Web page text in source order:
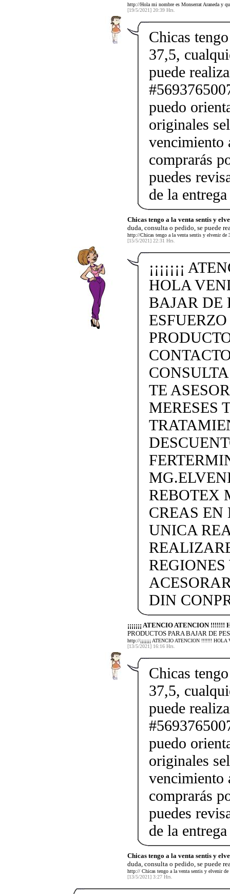
http://Hola mi nombre es Monserrat Araneda y
[19/5/2021] 20:39 Hrs.
Chicas
37,5,
puede
puedo
originales
vencimiento
comprarás
puedes
de la entrega
Chicas tengo a la venta sentis y
duda, consulta o pedido, se puede
http://Chicas tengo a la venta sentis y elvenir de
[15/5/2021] 22:31 Hrs.
¡¡¡¡¡¡¡
HOLA
BAJAR DE
TE
MERESES
REBOTEX
CREAS EN
UNICA
REGIONES
DIN
¡¡¡¡¡¡¡ ATENCIO ATENCION
PRODUCTOS PARA BAJAR DE
http://¡¡¡¡¡¡¡ ATENCIO ATENCION !!!!!!!
[13/5/2021] 16:16 Hrs.
Chicas
37,5,
puede
puedo
originales
vencimiento
comprarás
puedes
de la entrega
Chicas tengo a la venta sentis y
duda, consulta o pedido, se puede
http:// Chicas tengo a la venta sentis y elvenir
[13/5/2021] 3:27 Hrs.